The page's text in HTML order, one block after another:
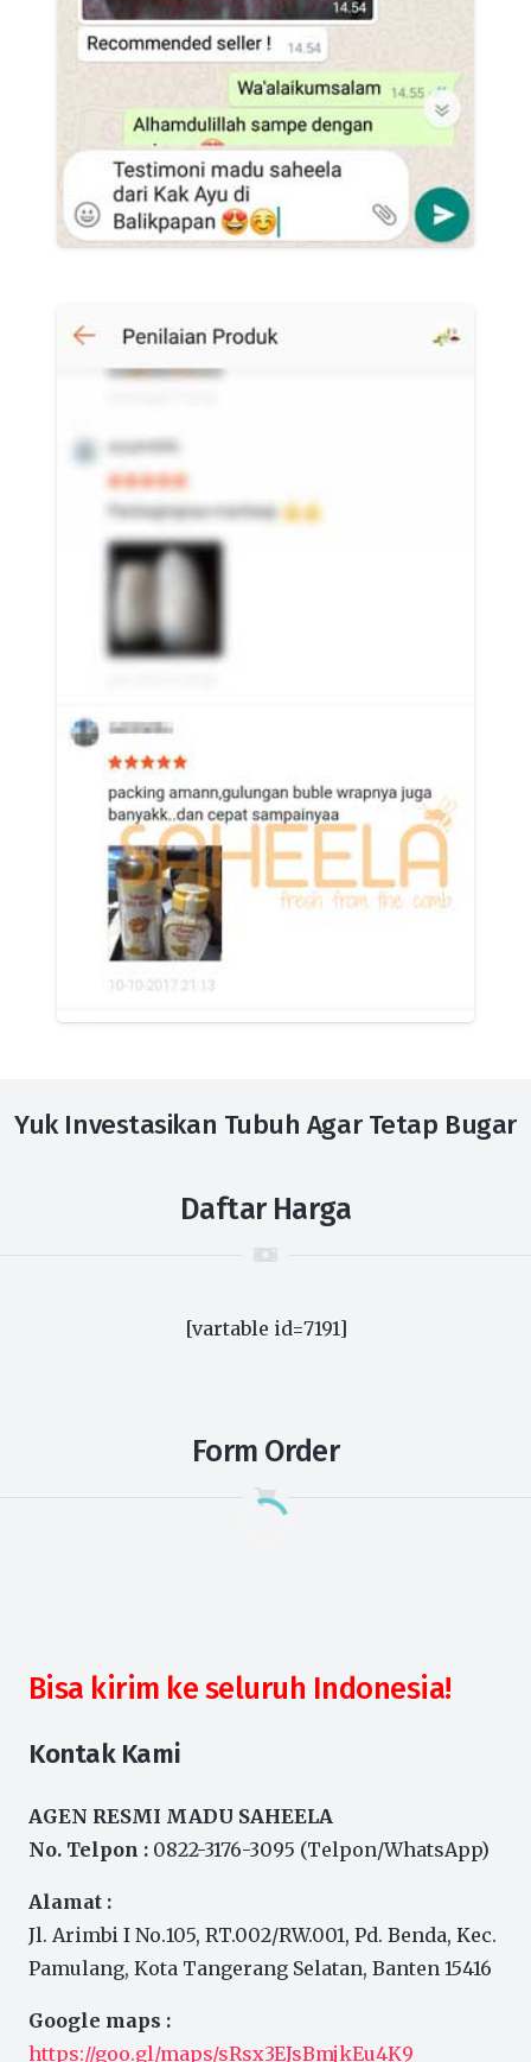
Yuk Investasikan Tubuh Agar Tetap Bugar
Daftar Harga
[vartable id=7191]
Form Order
Bisa kirim ke seluruh Indonesia!
Kontak Kami
AGEN RESMI MADU SAHEELA
No. Telpon : 0822-3176-3095 (Telpon/WhatsApp)
Alamat :
Jl. Arimbi I No.105, RT.002/RW.001, Pd. Benda, Kec.
Pamulang, Kota Tangerang Selatan, Banten 15416
Google maps :
https://goo.gl/maps/sRsx3EJsBmjkEu4K9